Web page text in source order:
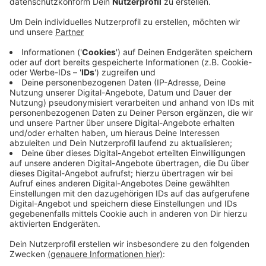
Straße in Breckerfeld. Als Ersthelfer waren ein
Ehepaar und zwei jüngere Damen sowie eine
sollen sich dringend bei der Polizei melden, da die
Polizei noch Hinweise zum Unfallhergang braucht.
Den Kontakt findet ihr auf radie ennepe ruhr.de
Die zuständige Sachbearbeitung ist Montags-
Freitags in der Zeit von 09.00 Uhr bis 12.00 Uhr
unter der Rufnummer 02335 - 9166 8308 zu
erreichen.
Veröffentlicht:Donnerstag, 14.09.2023 17:15